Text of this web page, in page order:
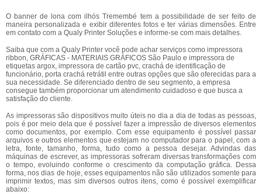
O banner de lona com ilhós Tremembé tem a possibilidade de ser feito de
maneira personalizada e exibir diferentes fotos e ter várias dimensões. Entre
em contato com a Qualy Printer Soluções e informe-se com mais detalhes.
Saiba que com a Qualy Printer você pode achar serviços como impressora
ribbon, GRÁFICAS - MATERIAIS GRÁFICOS São Paulo e impressora de
etiquetas argox, impressora de cartão pvc, crachá de identificação de
funcionário, porta crachá retrátil entre outras opções que são oferecidas para a
sua necessidade. Se diferenciado dentro de seu segmento, a empresa
consegue também proporcionar um atendimento cuidadoso e que busca a
satisfação do cliente.
As impressoras são dispositivos muito úteis no dia a dia de todas as pessoas,
pois é por meio dela que é possível fazer a impressão de diversos elementos
como documentos, por exemplo. Com esse equipamento é possível passar
arquivos e outros elementos que estejam no computador para o papel, com a
letra, fonte, tamanho, forma, tudo como a pessoa desejar. Advindas das
máquinas de escrever, as impressoras sofreram diversas transformações com
o tempo, evoluindo conforme o crescimento da computação gráfica. Dessa
forma, nos dias de hoje, esses equipamentos não são utilizados somente para
imprimir textos, mas sim diversos outros itens, como é possível exemplificar
abaixo: